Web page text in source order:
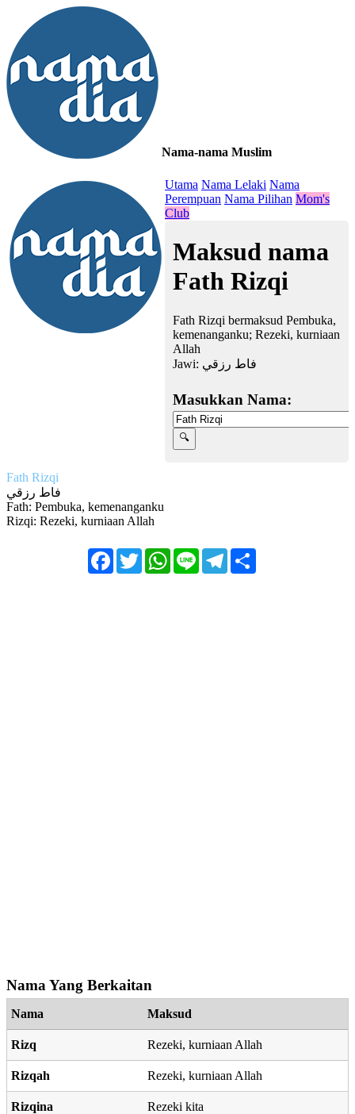
Nama-nama Muslim
Utama Nama Lelaki Nama
Perempuan Nama Pilihan Mom's
Club
Maksud nama
Fath Rizqi
Fath Rizqi bermaksud Pembuka,
kemenanganku; Rezeki, kurniaan
Allah
Jawi: فاط رزقي
Masukkan Nama:
Fath Rizqi
فاط رزقي
Fath: Pembuka, kemenanganku
Rizqi: Rezeki, kurniaan Allah
FacebookTwitterWhatsApp
Line Telegram
Nama Yang Berkaitan
Nama Maksud
Rizq Rezeki, kurniaan Allah
Rizqah Rezeki, kurniaan Allah
Rizqina Rezeki kita